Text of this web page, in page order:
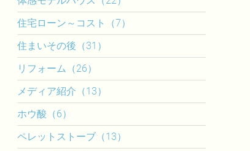
住宅ローン～コスト（7）
住まいその後（31）
リフォーム（26）
メディア紹介（13）
ホウ酸（6）
ペレットストーブ（13）